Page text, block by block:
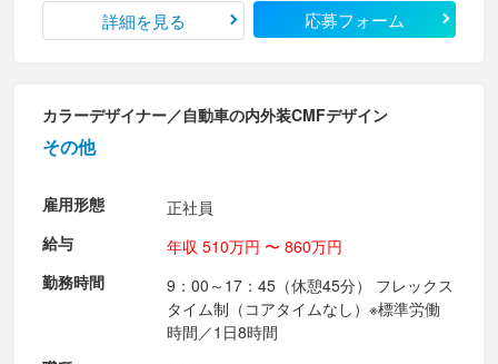
詳細を見る 応募フォーム
カラーデザイナー／自動車の内外装CMFデザイン
その他
雇用形態
正社員
給与
年収 510万円 〜 860万円
勤務時間
9：00～17：45（休憩45分） フレックス
タイム制（コアタイムなし）※標準労働
時間／1日8時間